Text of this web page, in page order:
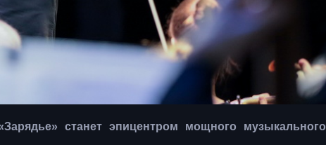
станет эпицентром мощного музыкального